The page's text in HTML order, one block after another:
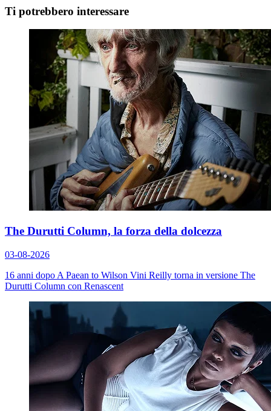
Ti potrebbero interessare
The Durutti Column, la forza della dolcezza
03-08-2026
16 anni dopo A Paean to Wilson Vini Reilly torna in versione The
Durutti Column con Renascent